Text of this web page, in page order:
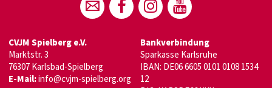
CVJM Spielberg e.V.
Marktstr. 3
76307 Karlsbad-Spielberg
E-Mail:info@cvjm-spielberg.org
Bankverbindung
Sparkasse Karlsruhe
IBAN: DE06 6605 0101 0108 1534
12